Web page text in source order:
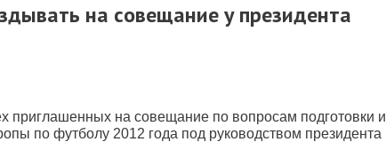
на совещание у президента
приглашенных на совещание по вопросам подготовки и
по футболу 2012 года под руководством президента